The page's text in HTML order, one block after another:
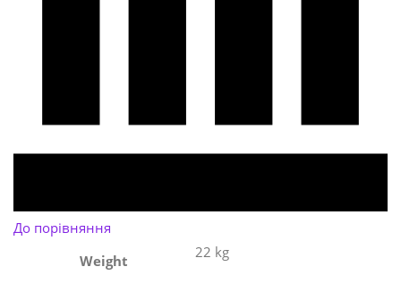
До порівняння
Weight
22 kg